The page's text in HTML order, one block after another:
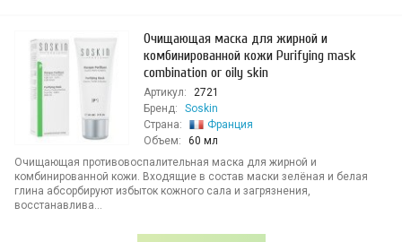
Очищающая маска для жирной и
комбинированной кожи Purifying mask
combination or oily skin
Артикул:
2721
Бренд:
Soskin
Страна:
Франция
Объем:
60 мл
Очищающая противовоспалительная маска для жирной и
комбинированной кожи. Входящие в состав маски зелёная и белая
глина абсорбируют избыток кожного сала и загрязнения,
восстанавлива...